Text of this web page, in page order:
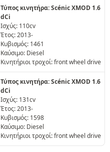
Τύπος κινητήρα: Scénic XMOD 1.6
dCi
Ισχύς: 110cv
Έτος: 2013-
Κυβισμός: 1461
Καύσιμο: Diesel
Κινητήριοι τροχοί: front wheel drive
Τύπος κινητήρα: Scénic XMOD 1.6
dCi
Ισχύς: 131cv
Έτος: 2013-
Κυβισμός: 1598
Καύσιμο: Diesel
Κινητήριοι τροχοί: front wheel drive